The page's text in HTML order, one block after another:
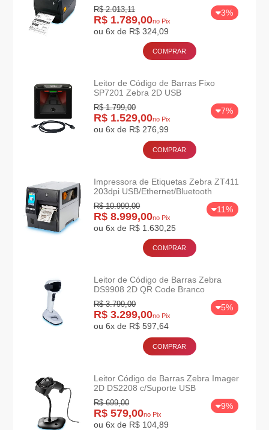
3%
R$ 2.013,11
R$ 1.789,00no Pix
ou 6x de R$ 324,09
COMPRAR
Leitor de Código de Barras Fixo
SP7201 Zebra 2D USB
7%
R$ 1.799,00
R$ 1.529,00no Pix
ou 6x de R$ 276,99
COMPRAR
Impressora de Etiquetas Zebra ZT411
203dpi USB/Ethernet/Bluetooth
11%
R$ 10.999,00
R$ 8.999,00no Pix
ou 6x de R$ 1.630,25
COMPRAR
Leitor de Código de Barras Zebra
DS9908 2D QR Code Branco
5%
R$ 3.799,00
R$ 3.299,00no Pix
ou 6x de R$ 597,64
COMPRAR
Leitor Código de Barras Zebra Imager
2D DS2208 c/Suporte USB
9%
R$ 699,00
R$ 579,00no Pix
ou 6x de R$ 104,89